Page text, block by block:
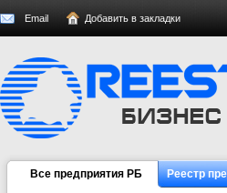
Email Добавить в закладки
Все предприятия РБ Реестр